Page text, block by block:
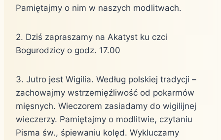
Pamiętajmy o nim w naszych modlitwach.
2. Dziś zapraszamy na Akatyst ku czci
Bogurodzicy o godz. 17.00
3. Jutro jest Wigilia. Według polskiej tradycji –
zachowajmy wstrzemięźliwość od pokarmów
mięsnych. Wieczorem zasiadamy do wigilijnej
wieczerzy. Pamiętajmy o modlitwie, czytaniu
Pisma św., śpiewaniu kolęd. Wykluczamy